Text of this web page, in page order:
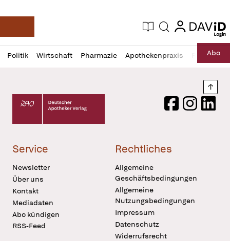
Deutsche Apotheker Zeitung
Aktuelle Ausgabe
Suche login
login
Politik Wirtschaft Pharmazie Apothekenpraxis RechtAbo
Profil
öffnen
Daz
Pur
Deutscher Apotheker Verlag Logo
FacebookInstagram
Service
Newsletter
Über uns
Kontakt
Mediadaten
Abo kündigen
RSS-Feed
Rechtliches
Allgemeine
Geschäftsbedingungen
Allgemeine
Nutzungsbedingungen
Impressum
Datenschutz
Widerrufsrecht